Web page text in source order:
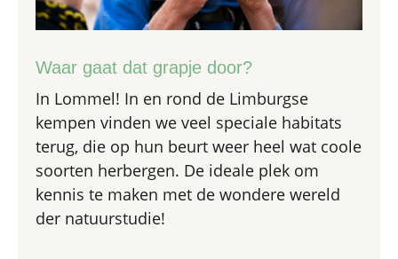
Waar gaat dat grapje door?
In Lommel! In en rond de Limburgse
kempen vinden we veel speciale habitats
terug, die op hun beurt weer heel wat coole
soorten herbergen. De ideale plek om
kennis te maken met de wondere wereld
der natuurstudie!